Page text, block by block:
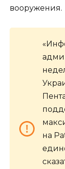
вооружения.
на